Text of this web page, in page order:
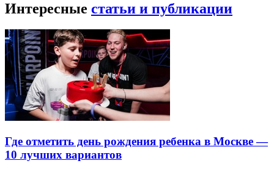
Интересные статьи и публикации
Где отметить день рождения ребенка в Москве —
10 лучших вариантов